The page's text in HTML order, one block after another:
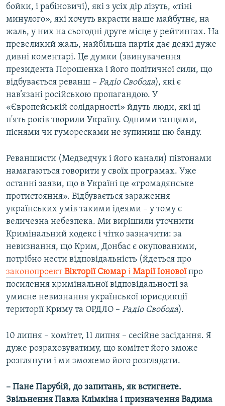
бойки, і рабіновичі), які з усіх дір лізуть, «тіні
минулого», які хочуть вкрасти наше майбутнє, на
жаль, у них на сьогодні друге місце у рейтингах. На
превеликий жаль, найбільша партія дає деякі дуже
дивні коментарі. Це думки (звинувачення
президента Порошенка і його політичної сили, що
відбувається реванш – Радіо Свобода), які є
нав’язані російською пропагандою. У
«Європейській солідарності» йдуть люди, які ці
п'ять років творили Україну. Одними танцями,
піснями чи гуморесками не зупиниш цю банду.
Реваншисти (Медведчук і його канали) півтонами
намагаються говорити у своїх програмах. Уже
останні заяви, що в Україні це «громадянське
протистояння». Відбувається зараження
українських умів такими ідеями – у тому є
величезна небезпека. Ми вирішили уточнити
Кримінальний кодекс і чітко зазначити: за
невизнання, що Крим, Донбас є окупованими,
потрібно нести відповідальність (йдеться про
законопроектВікторії Сюмар і Марії Іоновоїпро
посилення кримінальної відповідальності за
умисне невизнання української юрисдикції
території Криму та ОРДЛО – Радіо Свобода).
10 липня – комітет, 11 липня – сесійне засідання. Я
дуже розраховуватиму, що комітет його зможе
розглянути і ми зможемо його розглядати.
– Пане Парубій, до запитань, як встигнете.
Звільнення Павла Клімкіна і призначення Вадима